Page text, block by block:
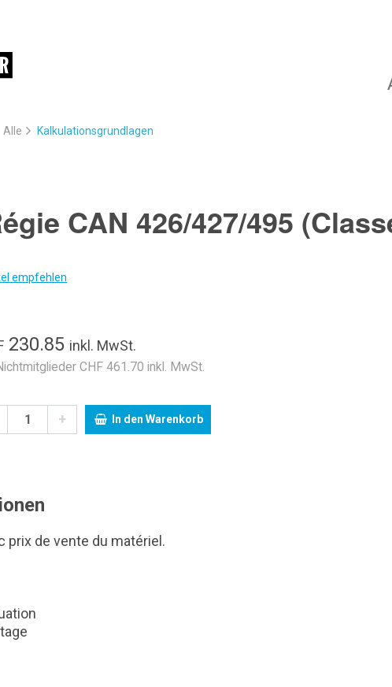
Alle Kalkulationsgrundlagen
CAN 426/427/495
empfehlen
230.85 inkl. MwSt.
CHF 461.70 inkl. MwSt.
+ In den Warenkorb
prix de vente du matériel.